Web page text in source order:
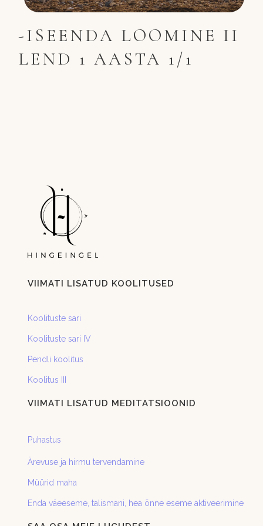
-ISEENDA LOOMINE II
LEND 1 AASTA 1/1
VIIMATI LISATUD KOOLITUSED
Koolituste sari
Koolituste sari IV
Pendli koolitus
Koolitus III
VIIMATI LISATUD MEDITATSIOONID
Puhastus
Ärevuse ja hirmu tervendamine
Müürid maha
Enda väeeseme, talismani, hea õnne eseme aktiveerimine